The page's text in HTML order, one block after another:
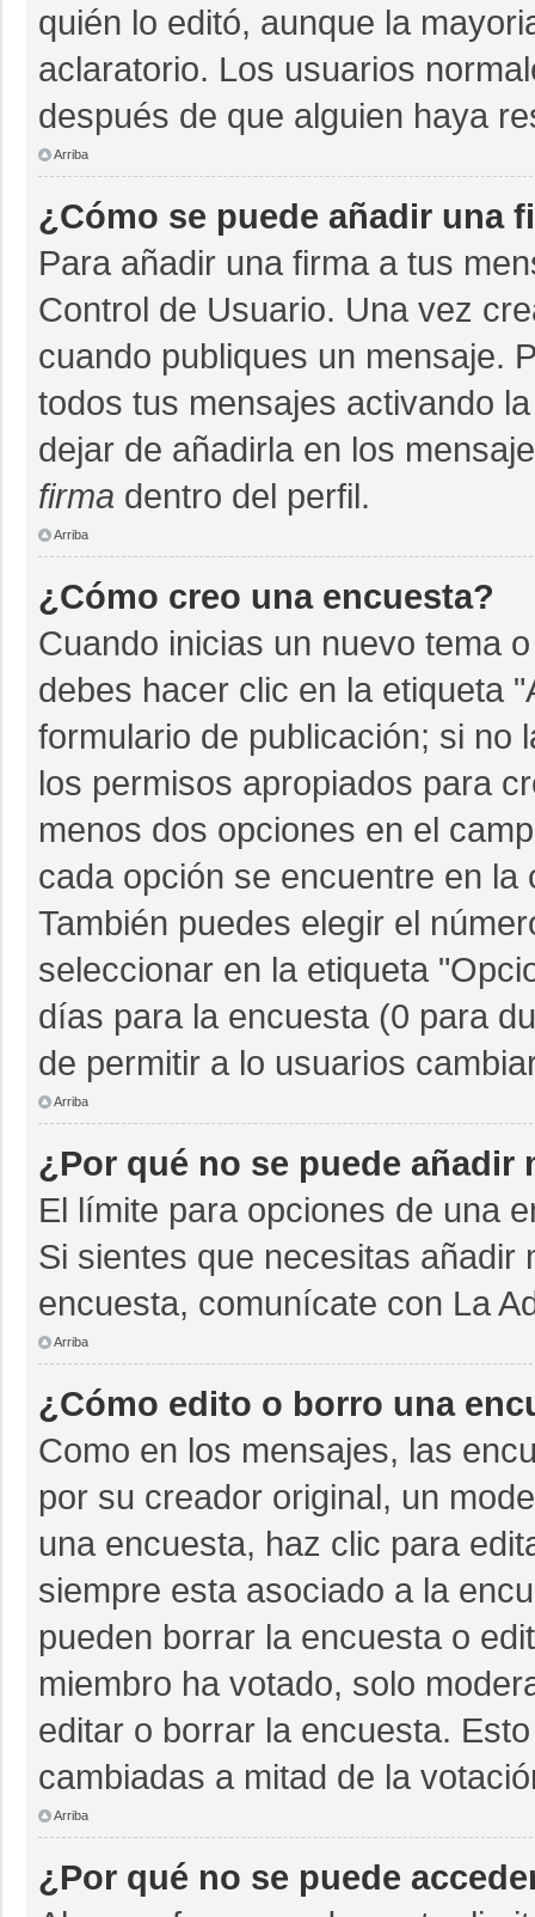
quién lo editó, aunque la
aclaratorio. Los usuarios
después de que alguien haya
Arriba
¿Cómo se puede añadir una
Para añadir una firma a tus
Control de Usuario. Una vez
cuando publiques un mensaje.
todos tus mensajes activando
dejar de añadirla en los
firma dentro del perfil.
Arriba
¿Cómo creo una encuesta?
Cuando inicias un nuevo tema
debes hacer clic en la etiqueta
formulario de publicación; si no
los permisos apropiados para
menos dos opciones en el
cada opción se encuentre en
También puedes elegir el
seleccionar en la etiqueta
días para la encuesta (0 para
de permitir a lo usuarios
Arriba
¿Por qué no se puede añadir
El límite para opciones de una
Si sientes que necesitas añadir
encuesta, comunícate con La
Arriba
¿Cómo edito o borro una
Como en los mensajes, las
por su creador original, un
una encuesta, haz clic para
siempre esta asociado a la
pueden borrar la encuesta o
miembro ha votado, solo
editar o borrar la encuesta.
cambiadas a mitad de la
Arriba
¿Por qué no se puede